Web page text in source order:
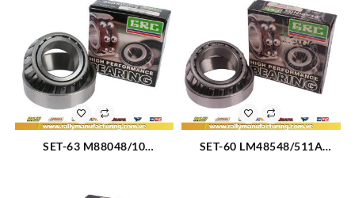
SET-63 M88048/10
SET-60 LM48548/511A